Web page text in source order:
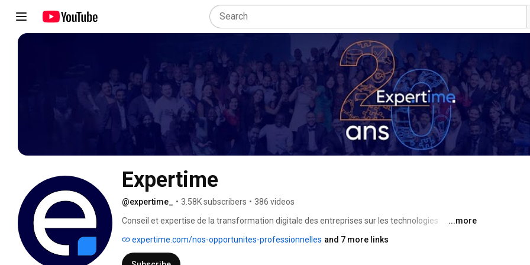
Expertime
@expertime_ • 3.58K subscribers • 386 videos
Conseil et expertise de la transformation digitale des entreprises sur les technologies
...more
expertime.com/nos-opportunites-professionnelles and 7 more links